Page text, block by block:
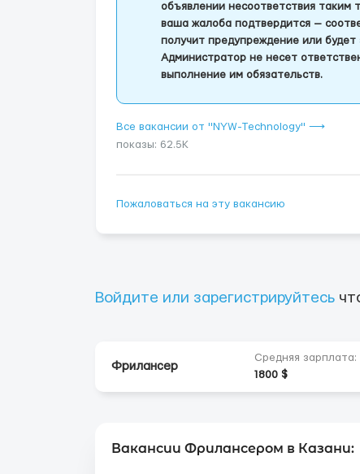
объявлении несоответствия
ваша жалоба подтвердится —
получит предупреждение или
Администратор не несет
выполнение им обязательств.
Все вакансии от "NYW-Technology" ⟶
показы: 62.5K
Пожаловаться на эту вакансию
Войдите или зарегистрируйтесь
Фрилансер
Средняя зарплата:
1800 $
Вакансии Фрилансером в Казани: